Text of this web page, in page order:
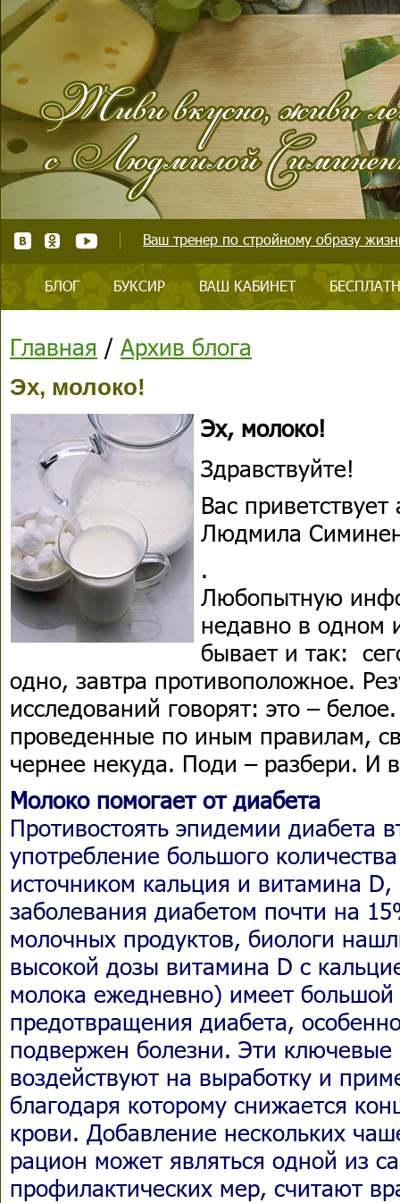
Ваш тренер по стройному образу
БЛОГ БУКСИР ВАШ КАБИНЕТ
Главная / Архив блога
Эх, молоко!
Эх, молоко!
Здравствуйте!
Вас
Людмила
.
Любопытную
недавно в одном
бывает и так:
одно, завтра противоположное.
исследований говорят: это –
проведенные по иным правилам,
чернее некуда. Поди – разбери. И
Молоко помогает от диабета
Противостоять эпидемии диабета
употребление большого
источником кальция и витамина
заболевания диабетом почти на
молочных продуктов, биологи
высокой дозы витамина D с
молока ежедневно) имеет
предотвращения диабета,
подвержен болезни. Эти ключевые
воздействуют на выработку и
благодаря которому снижается
крови. Добавление нескольких
рацион может являться одной из
профилактических мер, считают